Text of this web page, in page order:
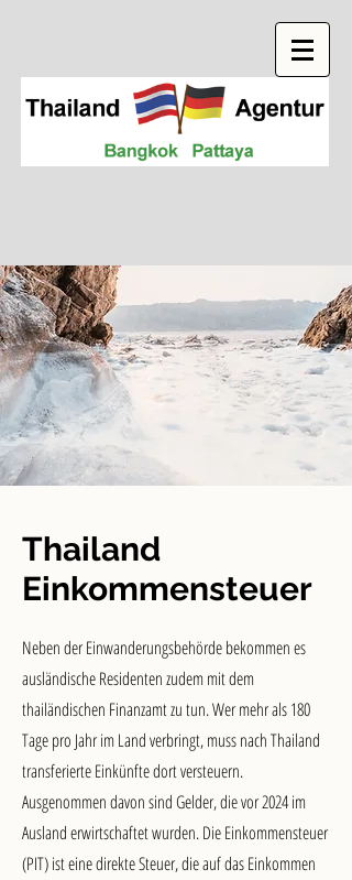
Thailand
Einkommensteuer
Neben der Einwanderungsbehörde bekommen es
ausländische Residenten zudem mit dem
thailändischen Finanzamt zu tun. Wer mehr als 180
Tage pro Jahr im Land verbringt, muss nach Thailand
transferierte Einkünfte dort versteuern.
Ausgenommen davon sind Gelder, die vor 2024 im
Ausland erwirtschaftet wurden. Die Einkommensteuer
(PIT) ist eine direkte Steuer, die auf das Einkommen